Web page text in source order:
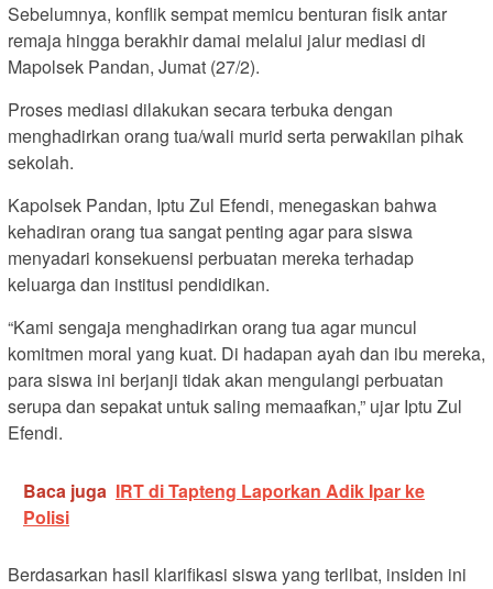
Sebelumnya, konflik sempat memicu benturan fisik antar
remaja hingga berakhir damai melalui jalur mediasi di
Mapolsek Pandan, Jumat (27/2).
Proses mediasi dilakukan secara terbuka dengan
menghadirkan orang tua/wali murid serta perwakilan pihak
sekolah.
Kapolsek Pandan, Iptu Zul Efendi, menegaskan bahwa
kehadiran orang tua sangat penting agar para siswa
menyadari konsekuensi perbuatan mereka terhadap
keluarga dan institusi pendidikan.
“Kami sengaja menghadirkan orang tua agar muncul
komitmen moral yang kuat. Di hadapan ayah dan ibu mereka,
para siswa ini berjanji tidak akan mengulangi perbuatan
serupa dan sepakat untuk saling memaafkan,” ujar Iptu Zul
Efendi.
Baca juga IRT di Tapteng Laporkan Adik Ipar ke
Polisi
Berdasarkan hasil klarifikasi siswa yang terlibat, insiden ini